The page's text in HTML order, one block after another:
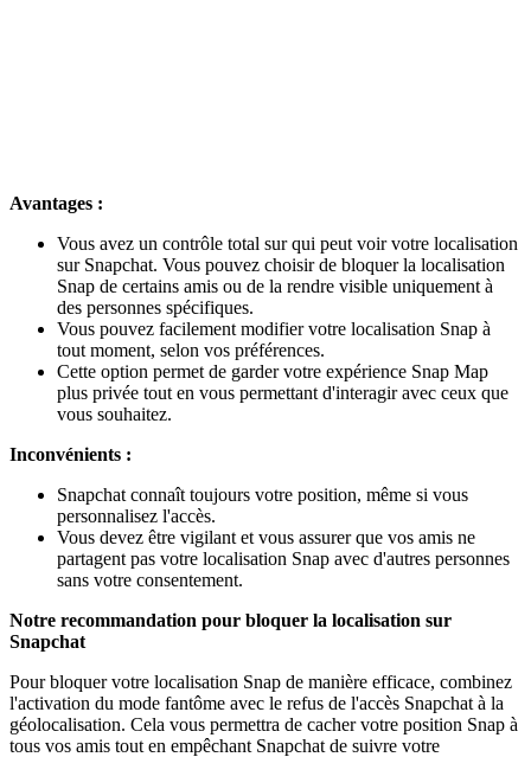
Avantages :
Vous avez un contrôle total sur qui peut voir votre localisation
sur Snapchat. Vous pouvez choisir de bloquer la localisation
Snap de certains amis ou de la rendre visible uniquement à
des personnes spécifiques.
Vous pouvez facilement modifier votre localisation Snap à
tout moment, selon vos préférences.
Cette option permet de garder votre expérience Snap Map
plus privée tout en vous permettant d'interagir avec ceux que
vous souhaitez.
Inconvénients :
Snapchat connaît toujours votre position, même si vous
personnalisez l'accès.
Vous devez être vigilant et vous assurer que vos amis ne
partagent pas votre localisation Snap avec d'autres personnes
sans votre consentement.
Notre recommandation pour bloquer la localisation sur
Snapchat
Pour bloquer votre localisation Snap de manière efficace, combinez
l'activation du mode fantôme avec le refus de l'accès Snapchat à la
géolocalisation. Cela vous permettra de cacher votre position Snap à
tous vos amis tout en empêchant Snapchat de suivre votre